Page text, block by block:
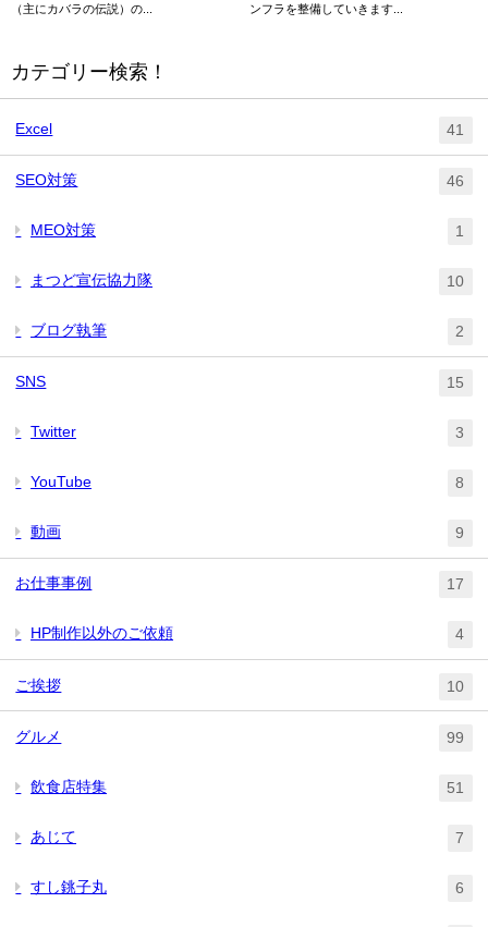
（主にカバラの伝説）の...
ンフラを整備していきます...
カテゴリー検索！
Excel 41
SEO対策 46
MEO対策 1
まつど宣伝協力隊 10
ブログ執筆 2
SNS 15
Twitter 3
YouTube 8
動画 9
お仕事事例 17
HP制作以外のご依頼 4
ご挨拶 10
グルメ 99
飲食店特集 51
あじて 7
すし銚子丸 6